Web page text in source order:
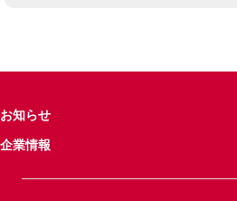
お知らせ
企業情報